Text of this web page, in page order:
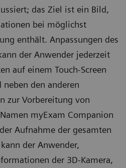
das Ziel ist ein Bild,
bei möglichst
enthält. Anpassungen des
der Anwender jederzeit
auf einem Touch-Screen
den anderen
zur Vorbereitung von
myExam Companion
Aufnahme der gesamten
der Anwender,
der 3D-Kamera,